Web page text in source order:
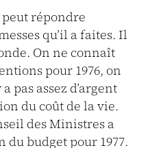
répondre
qu’il a faites. Il
On ne connaît
pour 1976, on
pas assez d’argent
du coût de la vie.
des Ministres a
budget pour 1977.